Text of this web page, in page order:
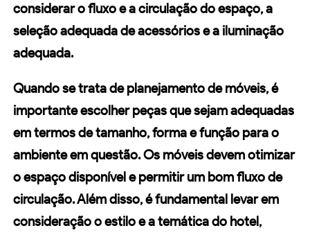
considerar o fluxo e a circulação do espaço, a
seleção adequada de acessórios e a iluminação
adequada.
Quando se trata deplanejamentode móveis, é
importante escolher peças que sejam adequadas
em termos de tamanho, forma e função para o
ambiente em questão. Os móveis devem otimizar
o espaço disponível e permitir um bom fluxo de
circulação. Além disso, é fundamental levar em
consideração o estilo e a temática do hotel,